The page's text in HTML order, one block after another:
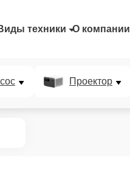
техники О компании
Проектор